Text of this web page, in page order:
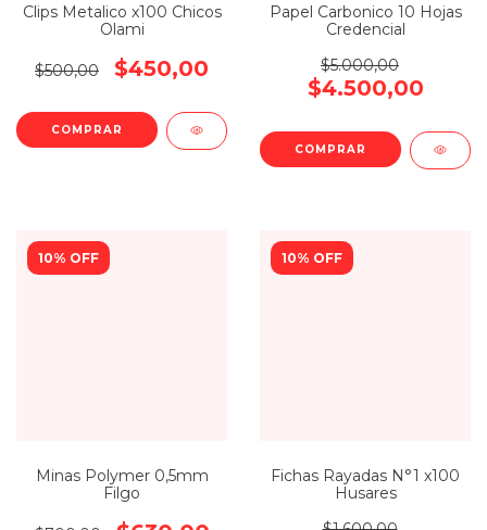
Clips Metalico x100 Chicos
Olami
$500,00 $450,00
COMPRAR
Papel Carbonico 10 Hojas
Credencial
$5.000,00
$4.500,00
10% OFF
Minas Polymer 0,5mm
Filgo
10% OFF
Fichas Rayadas N°1 x100
Husares